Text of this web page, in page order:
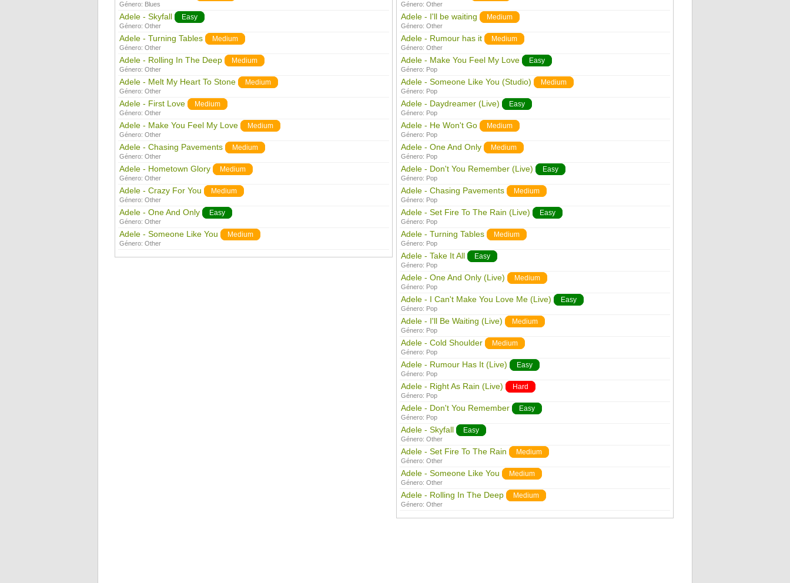
Género: Blues
Adele - Skyfall Easy
Género: Other
Adele - Turning Tables Medium
Género: Other
Adele - Rolling In The Deep Medium
Género: Other
Adele - Melt My Heart To Stone Medium
Género: Other
Adele - First Love Medium
Género: Other
Adele - Make You Feel My Love Medium
Género: Other
Adele - Chasing Pavements Medium
Género: Other
Adele - Hometown Glory Medium
Género: Other
Adele - Crazy For You Medium
Género: Other
Adele - One And Only Easy
Género: Other
Adele - Someone Like You Medium
Género: Other
Género: Other
Adele - I'll be waiting Medium
Género: Other
Adele - Rumour has it Medium
Género: Other
Adele - Make You Feel My Love Easy
Género: Pop
Adele - Someone Like You (Studio) Medium
Género: Pop
Adele - Daydreamer (Live) Easy
Género: Pop
Adele - He Won't Go Medium
Género: Pop
Adele - One And Only Medium
Género: Pop
Adele - Don't You Remember (Live) Easy
Género: Pop
Adele - Chasing Pavements Medium
Género: Pop
Adele - Set Fire To The Rain (Live) Easy
Género: Pop
Adele - Turning Tables Medium
Género: Pop
Adele - Take It All Easy
Género: Pop
Adele - One And Only (Live) Medium
Género: Pop
Adele - I Can't Make You Love Me (Live) Easy
Género: Pop
Adele - I'll Be Waiting (Live) Medium
Género: Pop
Adele - Cold Shoulder Medium
Género: Pop
Adele - Rumour Has It (Live) Easy
Género: Pop
Adele - Right As Rain (Live) Hard
Género: Pop
Adele - Don't You Remember Easy
Género: Pop
Adele - Skyfall Easy
Género: Other
Adele - Set Fire To The Rain Medium
Género: Other
Adele - Someone Like You Medium
Género: Other
Adele - Rolling In The Deep Medium
Género: Other